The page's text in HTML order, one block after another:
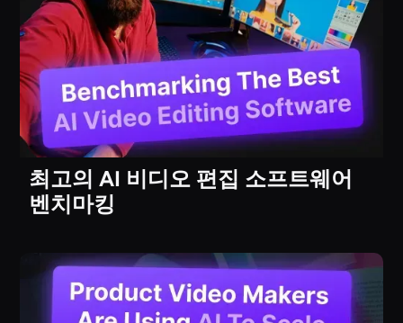
최고의 AI 비디오 편집 소프트웨어
벤치마킹